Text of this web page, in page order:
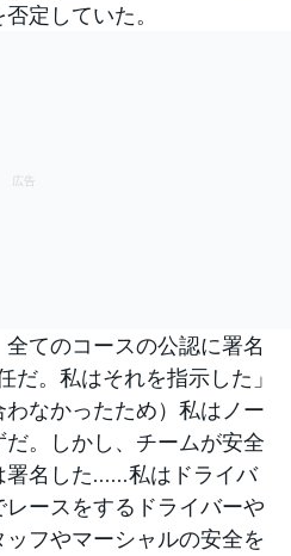
定していた。
全てのコースの公認に署名
だ。私はそれを指示した」
わなかったため）私はノー
。しかし、チームが安全
署名した……私はドライバ
ースをするドライバーや
フやマーシャルの安全を